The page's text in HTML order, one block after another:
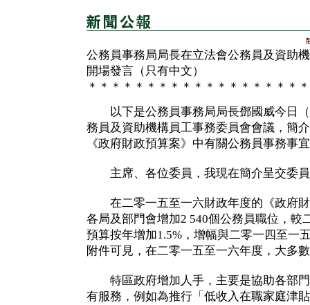
公務員事務局局長在立法會公務員及資助
開場發言（只有中文）
＊＊＊＊＊＊＊＊＊＊＊＊＊＊＊＊＊＊
以下是公務員事務局局長鄧國威今日（
務員及資助機構員工事務委員會會議，簡
《政府財政預算案》中有關公務員事務事
主席、各位委員，我現在簡介呈交委員
在二零一五至一六財政年度的《政府財
各局及部門會增加2 540個公務員職位，較
預算按年增加1.5%，增幅與二零一四至一
附件可見，在二零一五至一六年度，大多
特區政府增加人手，主要是協助各部門
有服務，例如為推行「低收入在職家庭津